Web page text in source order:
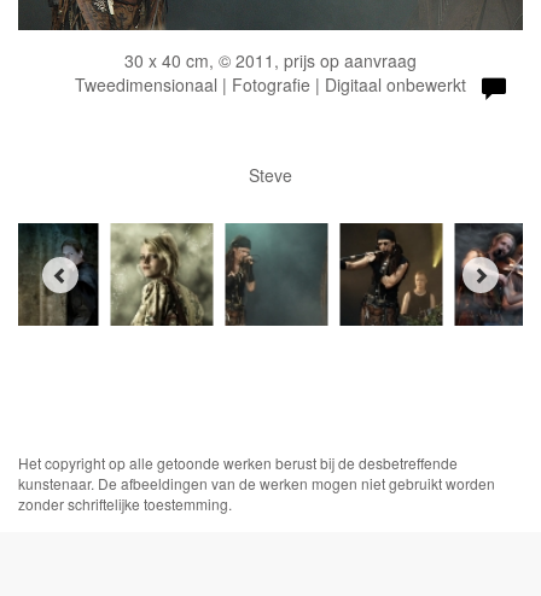
30 x 40 cm, © 2011, prijs op aanvraag
Tweedimensionaal | Fotografie | Digitaal onbewerkt
Steve
Het copyright op alle getoonde werken berust bij de desbetreffende
kunstenaar. De afbeeldingen van de werken mogen niet gebruikt worden
zonder schriftelijke toestemming.